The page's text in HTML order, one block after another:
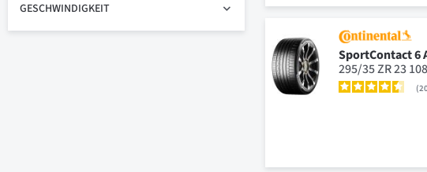
SportContact 6
295/35 ZR 23
GESCHWINDIGKEIT